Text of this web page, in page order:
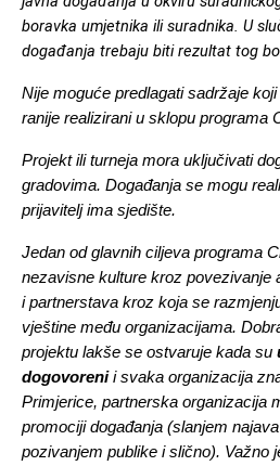
boravka umjetnika ili suradnika. U
događanja trebaju biti rezultat tog
Nije moguće predlagati sadržaje
ranije realizirani u sklopu programa
Projekt ili turneja mora uključivati
gradovima. Događanja se mogu
prijavitelj ima sjedište.
Jedan od glavnih ciljeva programa
nezavisne kulture kroz povezivanje
i partnerstava kroz koja se
vještine među organizacijama.
projektu lakše se ostvaruje kada su
dogovoreni i svaka organizacija
Primjerice, partnerska organizacija
promociji događanja (slanjem
pozivanjem publike i slično). Važno